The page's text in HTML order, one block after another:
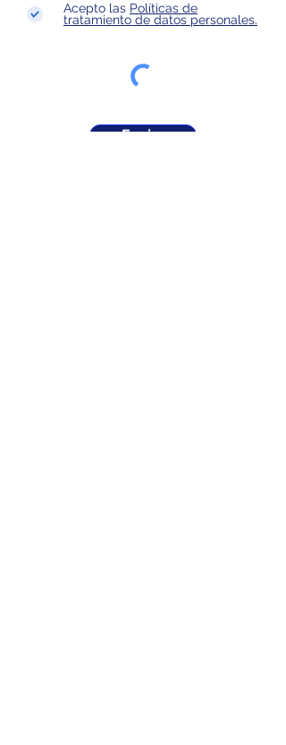
Acepto las Políticas de
tratamiento de datos personales.
Enviar